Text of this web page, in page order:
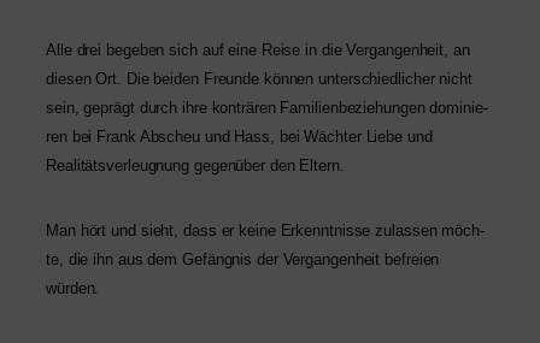
Alle drei bege­ben sich auf eine Reise in die Vergangenheit, an
die­sen Ort. Die bei­den Freunde kön­nen unter­schied­li­cher nicht
sein, geprägt durch ihre kon­trä­ren Familienbeziehungen domi­nie­
ren bei Frank Abscheu und Hass, bei Wächter Liebe und
Realitätsverleugnung gegen­über den Eltern.
Man hört und sieht, dass er kei­ne Erkenntnisse zulas­sen möch­
te, die ihn aus dem Gefängnis der Vergangenheit befrei­en
würden.